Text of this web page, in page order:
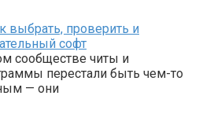
выбрать, проверить и
софт
сообществе читы и
перестали быть чем-то
— они